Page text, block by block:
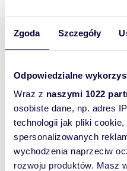
Zgoda Szczegóły
Odpowiedzialne
Wraz z naszymi 1022
osobiste dane, np. adres
technologii jak pliki
spersonalizowanych
wychodzenia naprzeciw
rozwoju produktów. Masz
0 3
0 3
0 3